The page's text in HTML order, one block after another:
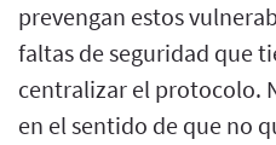
prevengan estos
faltas de seguridad que
centralizar el protocolo.
en el sentido de que no